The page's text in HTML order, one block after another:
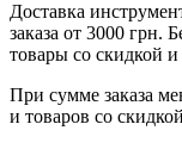
Доставка
заказа от 3000 грн.
товары со скидкой
При сумме заказа
и товаров со